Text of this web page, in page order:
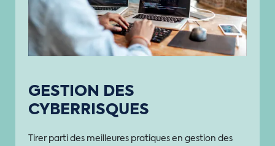
GESTION DES
CYBERRISQUES
Tirer parti des meilleures pratiques en gestion des